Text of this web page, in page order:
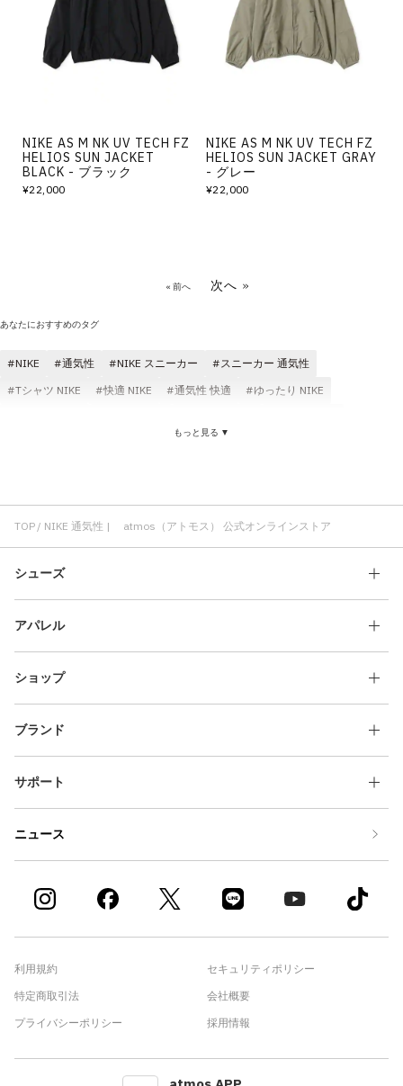
NIKE AS M NK UV TECH FZ
HELIOS SUN JACKET
BLACK - ブラック
¥22,000
NIKE AS M NK UV TECH FZ
HELIOS SUN JACKET GRAY
- グレー
¥22,000
« 前へ 次へ »
あなたにおすすめのタグ
NIKE 通気性 NIKE スニーカー
スニーカー 通気性
Tシャツ NIKE
快適 NIKE 通気性 快適
ゆったり NIKE
もっと見る ▼
TOP NIKE 通気性 | atmos（アトモス） 公式オンラインストア
シューズ
アパレル
ショップ
ブランド
サポート
ニュース
利用規約
特定商取引法
プライバシーポリシー
セキュリティポリシー
会社概要
採用情報